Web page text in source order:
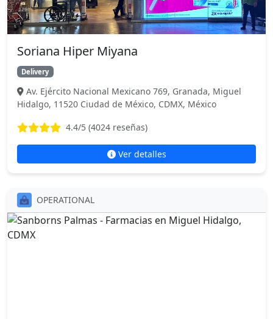
Soriana Hiper Miyana
Delivery
Av. Ejército Nacional Mexicano 769, Granada, Miguel
Hidalgo, 11520 Ciudad de México, CDMX, México
4.4/5 (4024 reseñas)
Ver detalles
OPERATIONAL